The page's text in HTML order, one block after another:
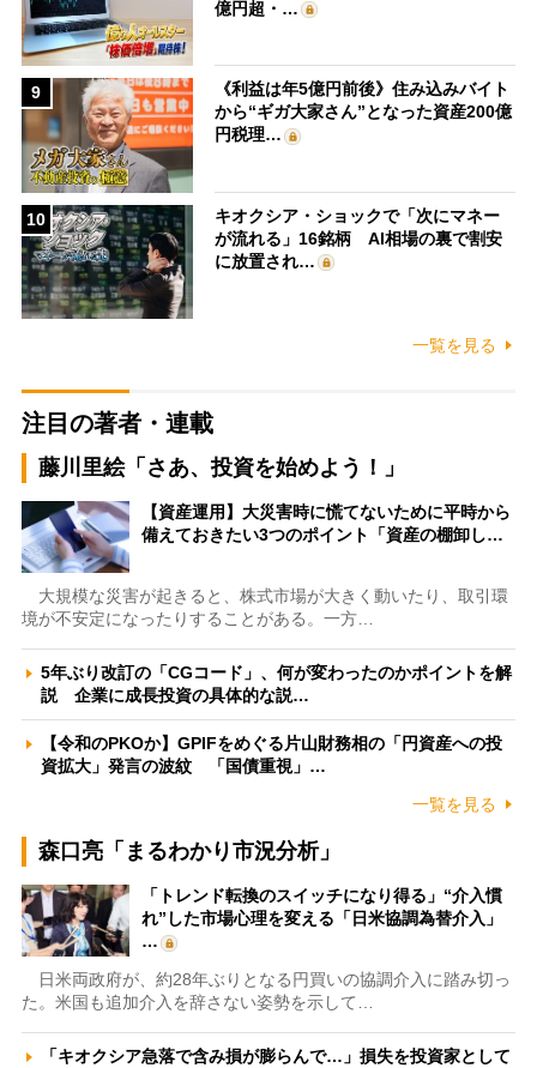
億円超・…
9
《利益は年5億円前後》住み込みバイト
から“ギガ大家さん”となった資産200億
円税理…
10
キオクシア・ショックで「次にマネー
が流れる」16銘柄 AI相場の裏で割安
に放置され…
一覧を見る
注目の著者・連載
藤川里絵「さあ、投資を始めよう！」
【資産運用】大災害時に慌てないために平時から
備えておきたい3つのポイント「資産の棚卸し…
大規模な災害が起きると、株式市場が大きく動いたり、取引環
境が不安定になったりすることがある。一方…
5年ぶり改訂の「CGコード」、何が変わったのかポイントを解
説 企業に成長投資の具体的な説…
【令和のPKOか】GPIFをめぐる片山財務相の「円資産への投
資拡大」発言の波紋 「国債重視」…
一覧を見る
森口亮「まるわかり市況分析」
「トレンド転換のスイッチになり得る」“介入慣
れ”した市場心理を変える「日米協調為替介入」
…
日米両政府が、約28年ぶりとなる円買いの協調介入に踏み切っ
た。米国も追加介入を辞さない姿勢を示して…
「キオクシア急落で含み損が膨らんで…」損失を投資家として